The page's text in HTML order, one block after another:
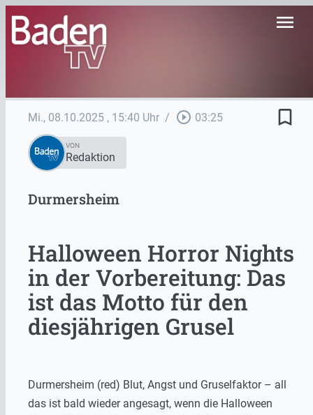
menu
Mi., 08.10.2025 , 15:40 Uhr / play_circle_outline 03:25 bookmark_border
VON
Redaktion
Durmersheim
Halloween Horror Nights
in der Vorbereitung: Das
ist das Motto für den
diesjährigen Grusel
Durmersheim (red) Blut, Angst und Gruselfaktor – all
das ist bald wieder angesagt, wenn die Halloween